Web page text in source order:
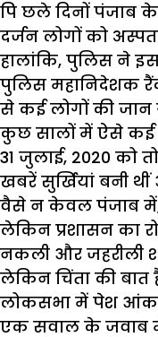
पि छले दिनों पंजाब
दर्जन लोगों को
हालांकि, पुलिस ने
पुलिस महानिदेशक
से कई लोगों की जान
कुछ सालों में ऐसे
31 जुलाई, 2020 को
खबरें सुर्खियां बनी
वैसे न केवल पंजाब में,
लेकिन प्रशासन का
नकली और जहरीली
लेकिन चिंता की बात
लोकसभा में पेश आंकड़ों
एक सवाल के जवाब में